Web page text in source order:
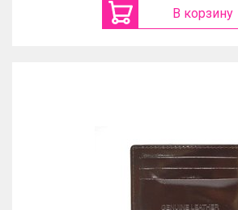
В корзину